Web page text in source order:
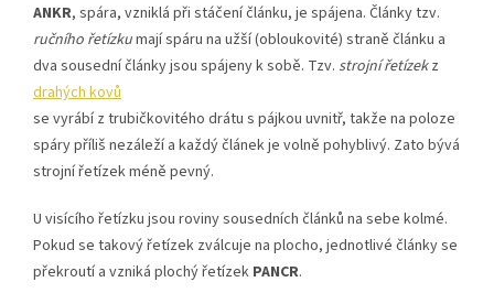
ANKR, spára, vzniklá při stáčení článku, je spájena. Články tzv.
ručního řetízkumají spáru na užší (obloukovité) straně článku a
dva sousední články jsou spájeny k sobě. Tzv. strojní řetízekz
drahých kovů
se vyrábí z trubičkovitého drátu s pájkou uvnitř, takže na poloze
spáry příliš nezáleží a každý článek je volně pohyblivý. Zato bývá
strojní řetízek méně pevný.
U visícího řetízku jsou roviny sousedních článků na sebe kolmé.
Pokud se takový řetízek zválcuje na plocho, jednotlivé články se
překroutí a vzniká plochý řetízek PANCR.